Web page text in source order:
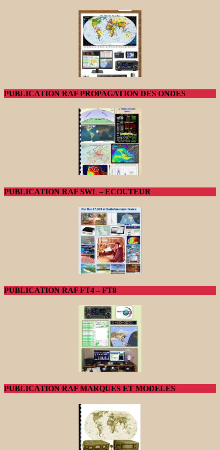
PUBLICATION RAF PROPAGATION DES ONDES
PUBLICATION RAF SWL – ECOUTEUR
PUBLICATION RAF FT4 – FT8
PUBLICATION RAF MARQUES ET MODELES